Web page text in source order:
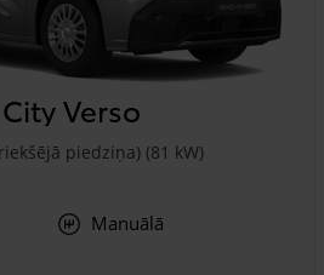
Verso
piedziņa) (81 kW)
Manuālā